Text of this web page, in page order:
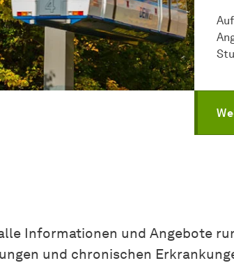
Informationen und Angebote
und chronischen